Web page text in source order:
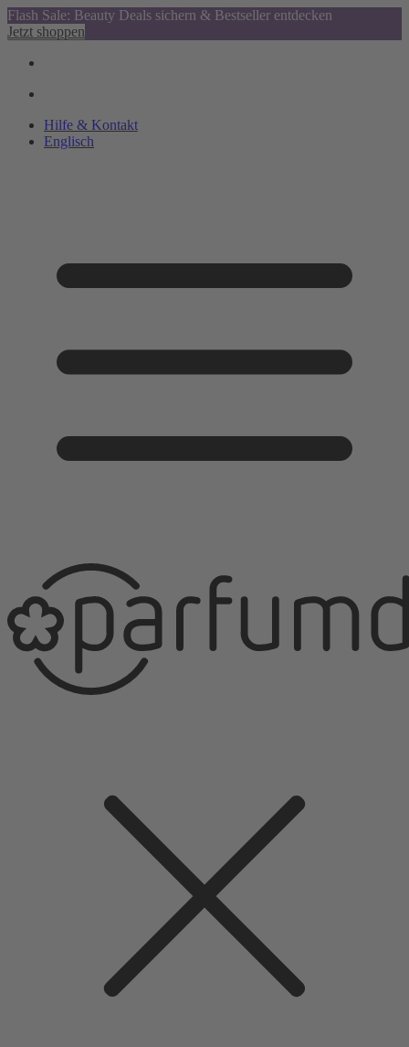
Flash Sale: Beauty Deals sichern & Bestseller entdecken
Jetzt shoppen
Hilfe & Kontakt
Englisch